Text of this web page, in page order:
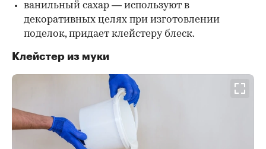
ванильный сахар — используют в
декоративных целях при изготовлении
поделок, придает клейстеру блеск.
Клейстер из муки